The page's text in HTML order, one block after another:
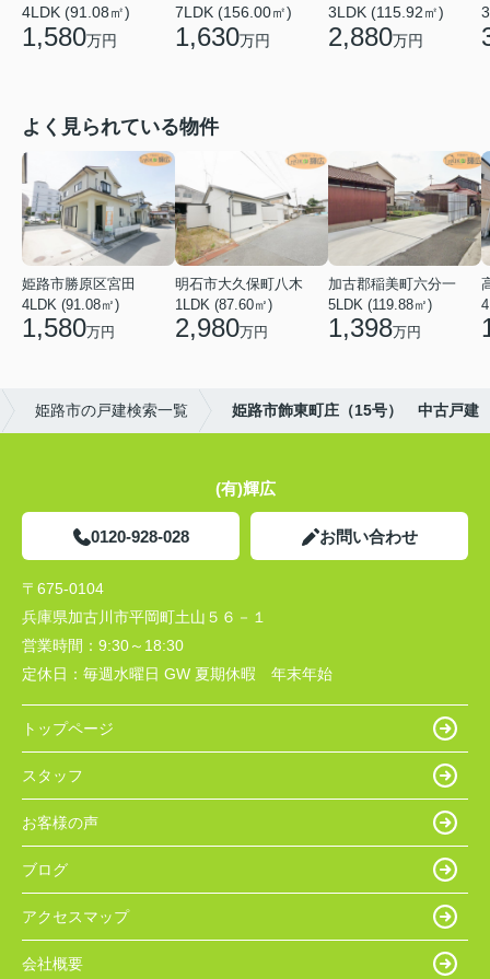
4LDK (91.08㎡)
1,580万円
7LDK (156.00㎡)
1,630万円
3LDK (115.92㎡)
2,880万円
よく見られている物件
姫路市勝原区宮田
4LDK (91.08㎡)
1,580万円
明石市大久保町八木
1LDK (87.60㎡)
2,980万円
加古郡稲美町六分一
5LDK (119.88㎡)
1,398万円
姫路市の戸建検索一覧 姫路市飾東町庄（15号） 中古戸建
(有)輝広
0120-928-028 お問い合わせ
〒675-0104
兵庫県加古川市平岡町土山５６－１
営業時間： 9:30～18:30
定休日： 毎週水曜日 GW 夏期休暇 年末年始
トップページ
スタッフ
お客様の声
ブログ
アクセスマップ
会社概要